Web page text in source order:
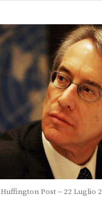
Huffington Post – 22 Luglio